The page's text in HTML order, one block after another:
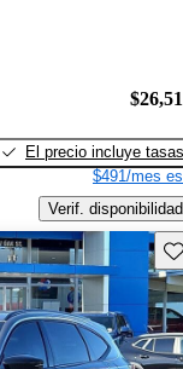
El precio incluye tasas
$491/mes
Verif. disponibilidad